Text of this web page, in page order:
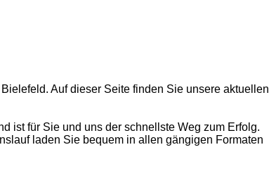
Auf dieser Seite finden Sie unsere aktuellen
ist für Sie und uns der schnellste Weg zum Erfolg.
laden Sie bequem in allen gängigen Formaten